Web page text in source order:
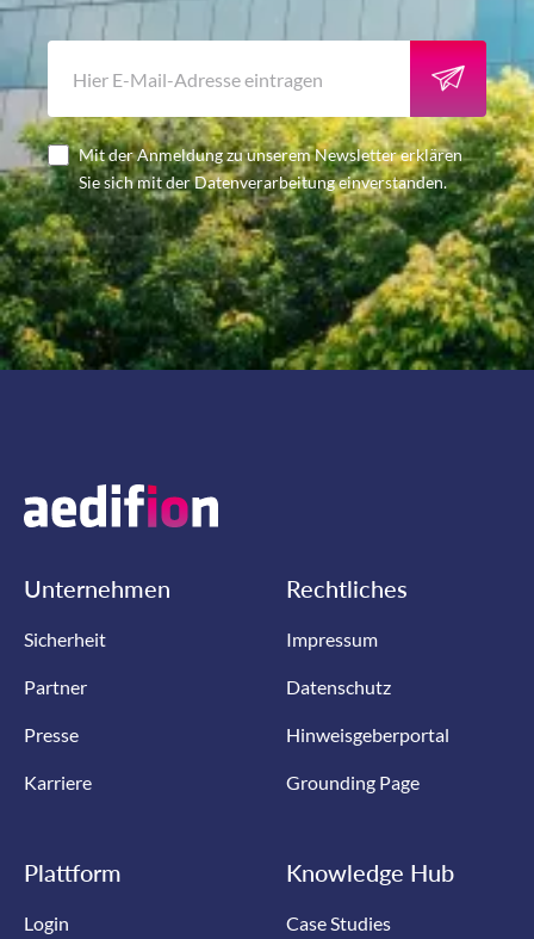
Mit der Anmeldung zu unserem Newsletter erklären
Sie sich mit der Datenverarbeitung einverstanden.
Unternehmen
Sicherheit
Partner
Presse
Karriere
Rechtliches
Impressum
Datenschutz
Hinweisgeberportal
Grounding Page
Plattform
Login
Knowledge Hub
Case Studies